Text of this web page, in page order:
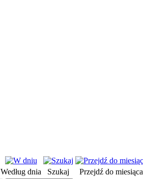
Według dnia Szukaj Przejdź do miesiąca